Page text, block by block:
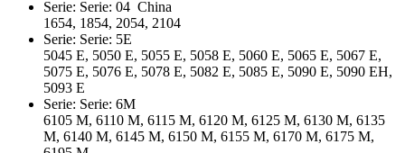
Serie: Serie: 04 China
1654, 1854, 2054, 2104
Serie: Serie: 5E
5045 E, 5050 E, 5055 E, 5058 E, 5060 E, 5065 E, 5067 E,
5075 E, 5076 E, 5078 E, 5082 E, 5085 E, 5090 E, 5090 EH,
5093 E
Serie: Serie: 6M
6105 M, 6110 M, 6115 M, 6120 M, 6125 M, 6130 M, 6135
M, 6140 M, 6145 M, 6150 M, 6155 M, 6170 M, 6175 M,